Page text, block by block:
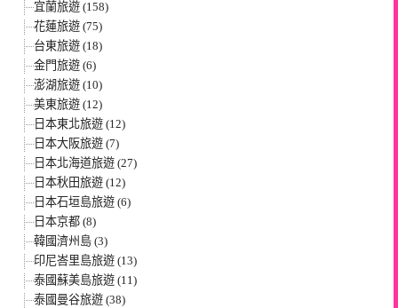
宜蘭旅遊 (158)
花蓮旅遊 (75)
台東旅遊 (18)
金門旅遊 (6)
澎湖旅遊 (10)
美東旅遊 (12)
日本東北旅遊 (12)
日本大阪旅遊 (7)
日本北海道旅遊 (27)
日本秋田旅遊 (12)
日本石垣島旅遊 (6)
日本京都 (8)
韓國濟州島 (3)
印尼峇里島旅遊 (13)
泰國蘇美島旅遊 (11)
泰國曼谷旅遊 (38)